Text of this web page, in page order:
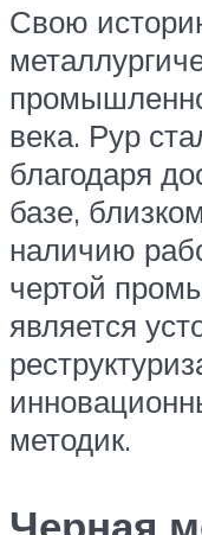
Свою
века. Рур
благодаря
базе,
наличию
чертой
является
методик.